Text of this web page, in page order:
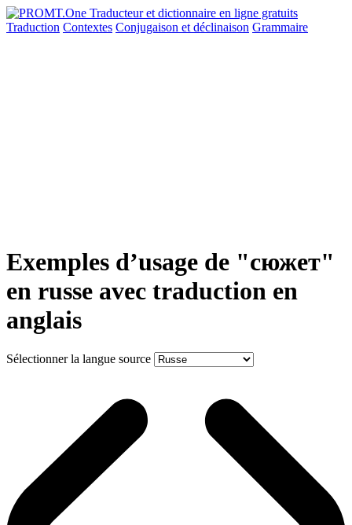
Traduction Contextes Conjugaison et déclinaison Grammaire
Exemples d’usage de "сюжет"
en russe avec traduction en
anglais
Sélectionner la langue source